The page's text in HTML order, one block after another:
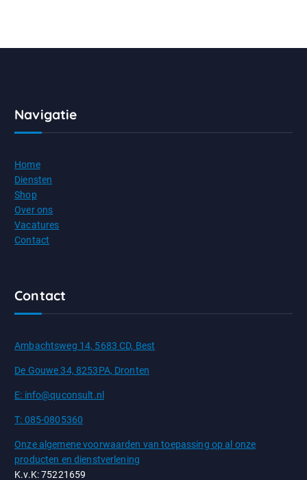
Navigatie
Home
Diensten
Shop
Over ons
Vacatures
Contact
Contact
Ambachtsweg 14, 5683 CD, Best
De Gouwe 34, 8253PA, Dronten
E: info@quconsult.nl
T: 085-0805360
Onze algemene voorwaarden van toepassing op al onze
producten en dienstverlening
K.v.K: 75221659